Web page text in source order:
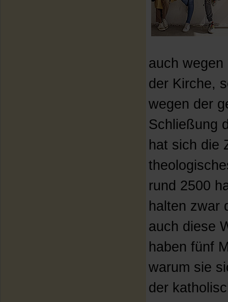
auch
der Kirche,
wegen der
Schließung
hat sich die
rund 2500
halten zwar
auch diese
haben fünf
warum sie
der